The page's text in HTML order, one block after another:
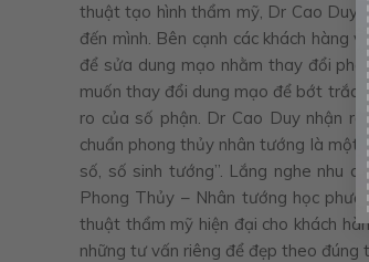
thuật tạo hình thẩm mỹ, Dr Cao Duy
đến mình. Bên cạnh các khách hàng
để sửa dung mạo nhằm thay đổi
muốn thay đổi dung mạo để bớt trắc
ro của số phận. Dr Cao Duy nhận
chuẩn phong thủy nhân tướng là một
số, số sinh tướng”. Lắng nghe nhu
Phong Thủy – Nhân tướng học
thuật thẩm mỹ hiện đại cho khách
những tư vấn riêng để đẹp theo đúng